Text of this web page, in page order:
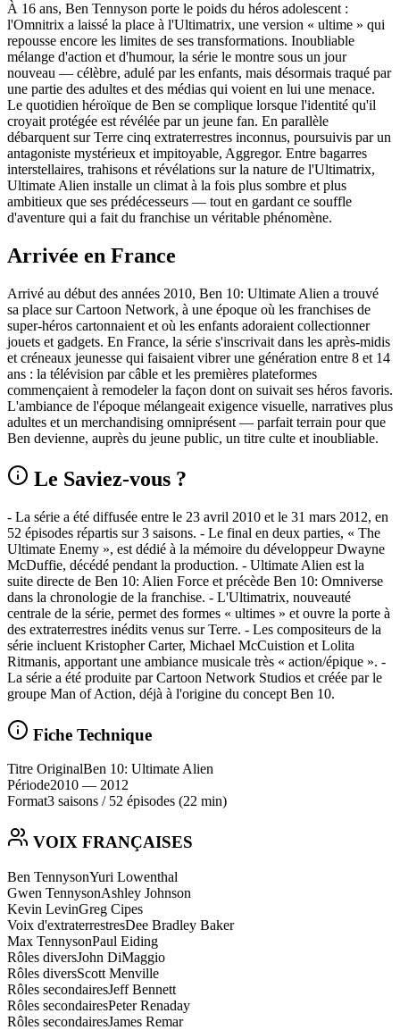
À 16 ans, Ben Tennyson porte le poids du héros adolescent :
l'Omnitrix a laissé la place à l'Ultimatrix, une version « ultime » qui
repousse encore les limites de ses transformations. Inoubliable
mélange d'action et d'humour, la série le montre sous un jour
nouveau — célèbre, adulé par les enfants, mais désormais traqué par
une partie des adultes et des médias qui voient en lui une menace.
Le quotidien héroïque de Ben se complique lorsque l'identité qu'il
croyait protégée est révélée par un jeune fan. En parallèle
débarquent sur Terre cinq extraterrestres inconnus, poursuivis par un
antagoniste mystérieux et impitoyable, Aggregor. Entre bagarres
interstellaires, trahisons et révélations sur la nature de l'Ultimatrix,
Ultimate Alien installe un climat à la fois plus sombre et plus
ambitieux que ses prédécesseurs — tout en gardant ce souffle
d'aventure qui a fait du franchise un véritable phénomène.
Arrivée en France
Arrivé au début des années 2010, Ben 10: Ultimate Alien a trouvé
sa place sur Cartoon Network, à une époque où les franchises de
super-héros cartonnaient et où les enfants adoraient collectionner
jouets et gadgets. En France, la série s'inscrivait dans les après-midis
et créneaux jeunesse qui faisaient vibrer une génération entre 8 et 14
ans : la télévision par câble et les premières plateformes
commençaient à remodeler la façon dont on suivait ses héros favoris.
L'ambiance de l'époque mélangeait exigence visuelle, narratives plus
adultes et un merchandising omniprésent — parfait terrain pour que
Ben devienne, auprès du jeune public, un titre culte et inoubliable.
Le Saviez-vous ?
- La série a été diffusée entre le 23 avril 2010 et le 31 mars 2012, en
52 épisodes répartis sur 3 saisons. - Le final en deux parties, « The
Ultimate Enemy », est dédié à la mémoire du développeur Dwayne
McDuffie, décédé pendant la production. - Ultimate Alien est la
suite directe de Ben 10: Alien Force et précède Ben 10: Omniverse
dans la chronologie de la franchise. - L'Ultimatrix, nouveauté
centrale de la série, permet des formes « ultimes » et ouvre la porte à
des extraterrestres inédits venus sur Terre. - Les compositeurs de la
série incluent Kristopher Carter, Michael McCuistion et Lolita
Ritmanis, apportant une ambiance musicale très « action/épique ». -
La série a été produite par Cartoon Network Studios et créée par le
groupe Man of Action, déjà à l'origine du concept Ben 10.
Fiche Technique
Titre OriginalBen 10: Ultimate Alien
Période2010 — 2012
Format3 saisons / 52 épisodes (22 min)
VOIX FRANÇAISES
Ben TennysonYuri Lowenthal
Gwen TennysonAshley Johnson
Kevin LevinGreg Cipes
Voix d'extraterrestresDee Bradley Baker
Max TennysonPaul Eiding
Rôles diversJohn DiMaggio
Rôles diversScott Menville
Rôles secondairesJeff Bennett
Rôles secondairesPeter Renaday
Rôles secondairesJames Remar